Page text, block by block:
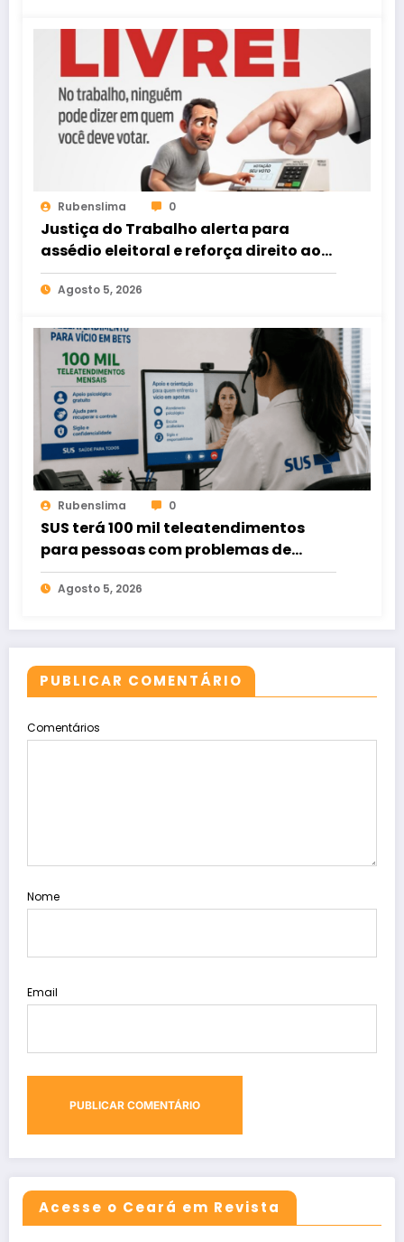
Rubenslima 0
Justiça do Trabalho alerta para
assédio eleitoral e reforça direito ao
voto livre nas relações de trabalho
Agosto 5, 2026
Rubenslima 0
SUS terá 100 mil teleatendimentos
para pessoas com problemas de
apostas em bets
Agosto 5, 2026
PUBLICAR COMENTÁRIO
Comentários
Nome
Email
Acesse o Ceará em Revista